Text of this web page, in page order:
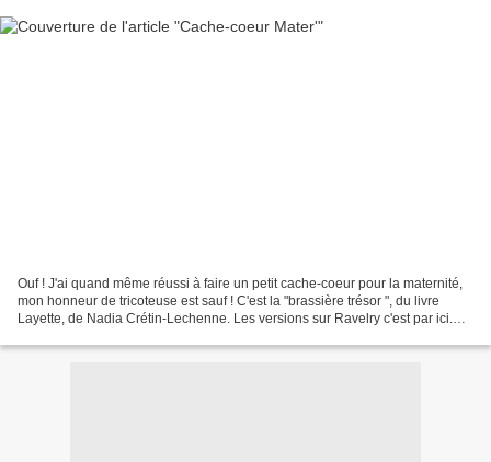
Ouf ! J'ai quand même réussi à faire un petit cache-coeur pour la maternité,
mon honneur de tricoteuse est sauf ! C'est la "brassière trésor ", du livre
Layette, de Nadia Crétin-Lechenne. Les versions sur Ravelry c'est par ici.